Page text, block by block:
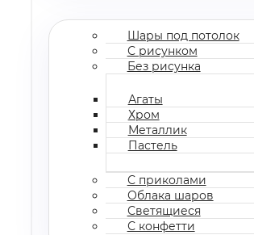
Шары под потолок
С рисунком
Без рисунка
Агаты
Хром
Металлик
Пастель
С приколами
Облака шаров
Светящиеся
С конфетти